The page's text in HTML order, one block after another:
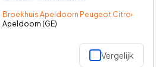
Broekhuis Apeldoorn Peugeot Citroen
Apeldoorn (GE)
Vergelijk